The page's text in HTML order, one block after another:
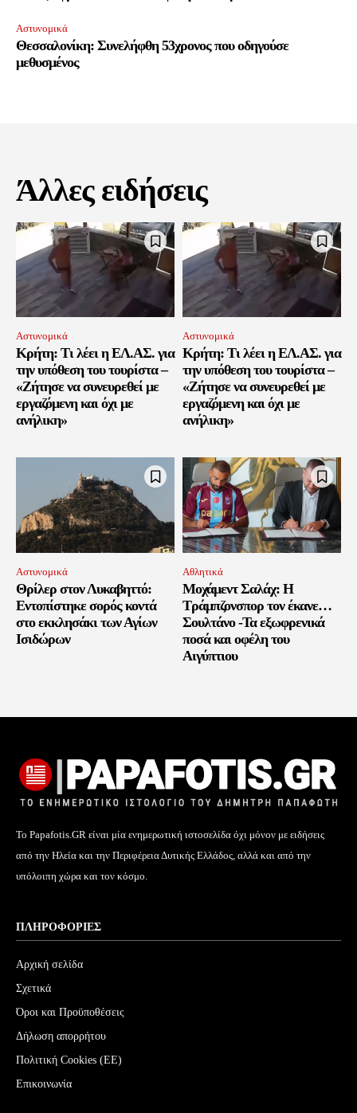
Αστυνομικά
Θεσσαλονίκη: Συνελήφθη 53χρονος που οδηγούσε
μεθυσμένος
Άλλες ειδήσεις
Αστυνομικά
Κρήτη: Τι λέει η ΕΛ.ΑΣ. για
την υπόθεση του τουρίστα –
«Ζήτησε να συνευρεθεί με
εργαζόμενη και όχι με
ανήλικη»
Αστυνομικά
Κρήτη: Τι λέει η ΕΛ.ΑΣ. για
την υπόθεση του τουρίστα –
«Ζήτησε να συνευρεθεί με
εργαζόμενη και όχι με
ανήλικη»
Αστυνομικά
Θρίλερ στον Λυκαβηττό:
Εντοπίστηκε σορός κοντά
στο εκκλησάκι των Αγίων
Ισιδώρων
Αθλητικά
Μοχάμεντ Σαλάχ: Η
Τράμπζονσπορ τον έκανε…
Σουλτάνο -Τα εξωφρενικά
ποσά και οφέλη του
Αιγύπτιου
Το Papafotis.GR είναι μία ενημερωτική ιστοσελίδα όχι μόνον με ειδήσεις
από την Ηλεία και την Περιφέρεια Δυτικής Ελλάδος, αλλά και από την
υπόλοιπη χώρα και τον κόσμο.
ΠΛΗΡΟΦΟΡΊΕΣ
Αρχική σελίδα
Σχετικά
Όροι και Προϋποθέσεις
Δήλωση απορρήτου
Πολιτική Cookies (ΕΕ)
Επικοινωνία